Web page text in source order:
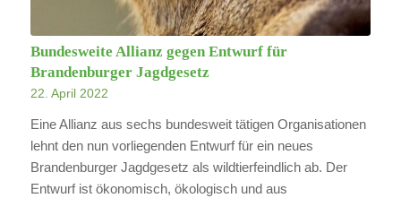
Bundesweite Allianz gegen Entwurf für
Brandenburger Jagdgesetz
22. April 2022
Eine Allianz aus sechs bundesweit tätigen Organisationen
lehnt den nun vorliegenden Entwurf für ein neues
Brandenburger Jagdgesetz als wildtierfeindlich ab. Der
Entwurf ist ökonomisch, ökologisch und aus